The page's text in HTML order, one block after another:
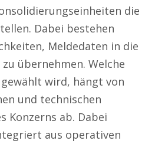
die
Dabei bestehen
Meldedaten in die
übernehmen. Welche
wird, hängt von
und technischen
Konzerns ab. Dabei
aus operativen